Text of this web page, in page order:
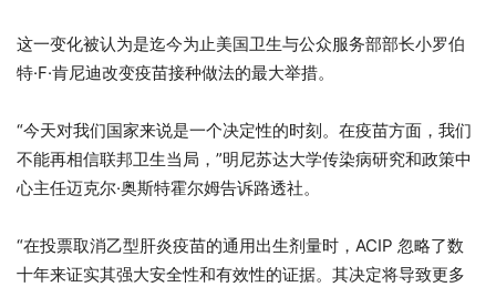
这一变化被认为是迄今为止美国卫生与公众服务部部长小罗伯
特·F·肯尼迪改变疫苗接种做法的最大举措。
“今天对我们国家来说是一个决定性的时刻。在疫苗方面，我们
不能再相信联邦卫生当局，”明尼苏达大学传染病研究和政策中
心主任迈克尔·奥斯特霍尔姆告诉路透社。
“在投票取消乙型肝炎疫苗的通用出生剂量时，ACIP 忽略了数
十年来证实其强大安全性和有效性的证据。其决定将导致更多